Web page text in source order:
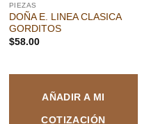
PIEZAS
DOÑA E. LINEA CLASICA
GORDITOS
$58.00
AÑADIR A MI
COTIZACIÓN